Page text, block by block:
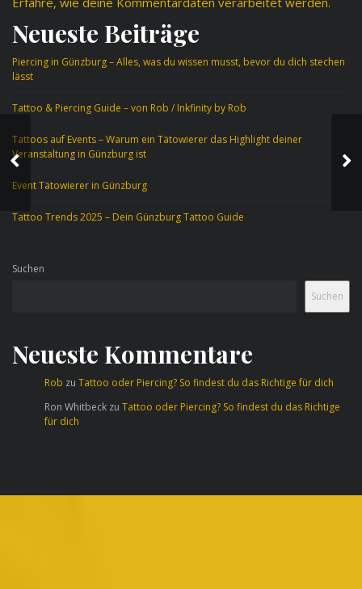
Neueste Beiträge
Piercing in Günzburg – Alles, was du wissen musst, bevor du dich stechen
lässt
Tattoo & Piercing Guide – von Rob / Inkfinity by Rob
Tattoos auf Events – Warum ein Tätowierer das Highlight deiner
Veranstaltung in Günzburg ist
Event Tätowierer in Günzburg
Tattoo Trends 2025 – Dein Günzburg Tattoo Guide
Suchen
Suchen
Neueste Kommentare
Rob zu Tattoo oder Piercing? So findest du das Richtige für dich
Ron Whitbeck zu Tattoo oder Piercing? So findest du das Richtige
für dich
Tattoo als ein
therapeutisches